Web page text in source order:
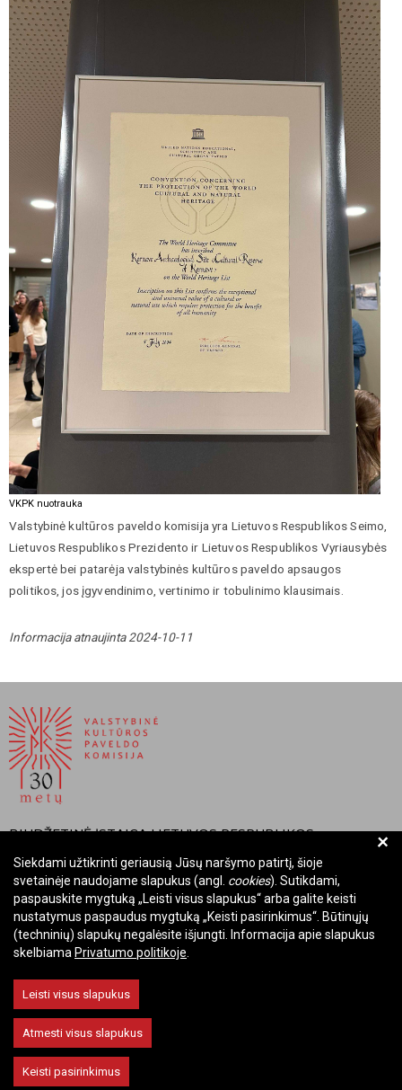
VKPK nuotrauka
Valstybinė kultūros paveldo komisija yra Lietuvos Respublikos Seimo,
Lietuvos Respublikos Prezidento ir Lietuvos Respublikos Vyriausybės
ekspertė bei patarėja valstybinės kultūros paveldo apsaugos
politikos, jos įgyvendinimo, vertinimo ir tobulinimo klausimais.
Informacija atnaujinta 2024-10-11
BIUDŽETINĖ ĮSTAIGA LIETUVOS RESPUBLIKOS
VALSTYBINĖ KULTŪROS PAVELDO KOMISIJA
Įmonės kodas: Juridinių asmenų registre 288700520
Adresas: Rūdninkų g. 13, 01135 Vilnius
Telefonas: +370 699 13972
El. paštas: komisija@vkpk.lt
Keisti slapukų nustatymus
+
Siekdami užtikrinti geriausią Jūsų naršymo patirtį, šioje
svetainėje naudojame slapukus (angl. cookies). Sutikdami,
paspauskite mygtuką „Leisti visus slapukus“ arba galite keisti
nustatymus paspaudus mygtuką „Keisti pasirinkimus“. Būtinųjų
(techninių) slapukų negalėsite išjungti. Informacija apie slapukus
skelbiama Privatumo politikoje
Leisti visus slapukus
Atmesti visus slapukus
Keisti pasirinkimus